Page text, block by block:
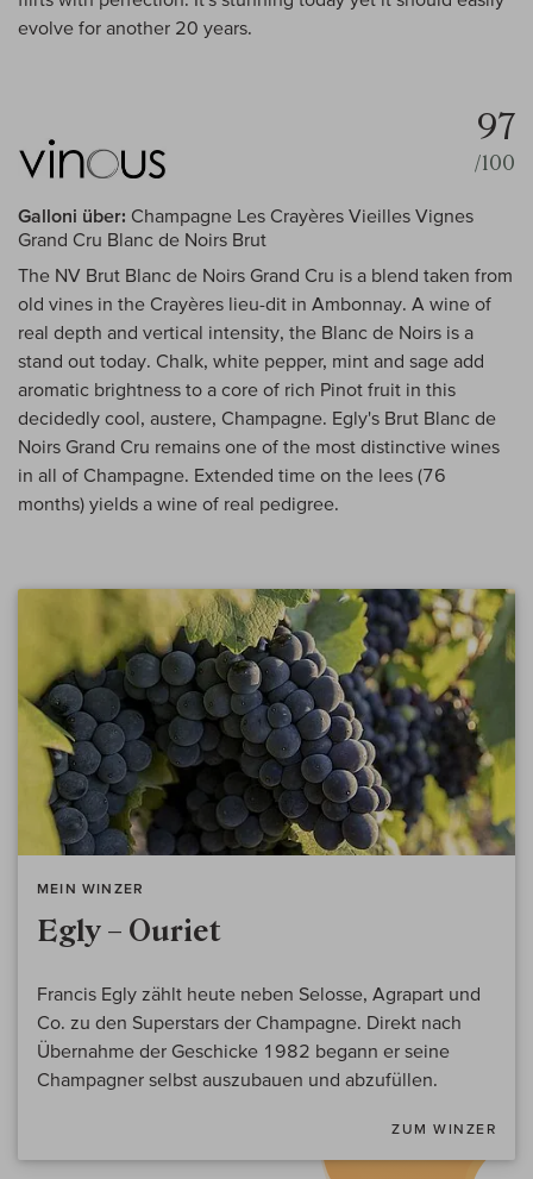
evolve for another 20 years.
97
/100
Galloni über: Champagne Les Crayères Vieilles Vignes
Grand Cru Blanc de Noirs Brut
The NV Brut Blanc de Noirs Grand Cru is a blend taken from
old vines in the Crayères lieu-dit in Ambonnay. A wine of
real depth and vertical intensity, the Blanc de Noirs is a
stand out today. Chalk, white pepper, mint and sage add
aromatic brightness to a core of rich Pinot fruit in this
decidedly cool, austere, Champagne. Egly's Brut Blanc de
Noirs Grand Cru remains one of the most distinctive wines
in all of Champagne. Extended time on the lees (76
months) yields a wine of real pedigree.
MEIN WINZER
Egly – Ouriet
Francis Egly zählt heute neben Selosse, Agrapart und
Co. zu den Superstars der Champagne. Direkt nach
Übernahme der Geschicke 1982 begann er seine
Champagner selbst auszubauen und abzufüllen.
ZUM WINZER